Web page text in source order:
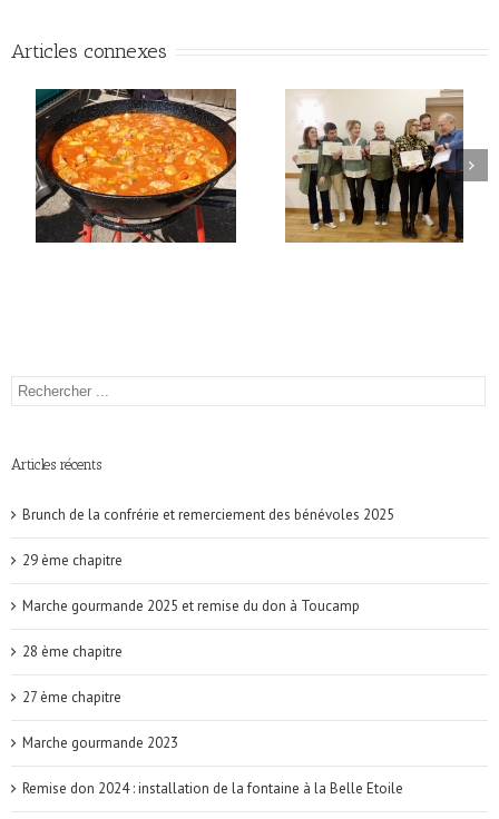
Articles connexes
Articles récents
Brunch de la confrérie et remerciement des bénévoles 2025
29 ème chapitre
Marche gourmande 2025 et remise du don à Toucamp
28 ème chapitre
27 ème chapitre
Marche gourmande 2023
Remise don 2024 : installation de la fontaine à la Belle Etoile